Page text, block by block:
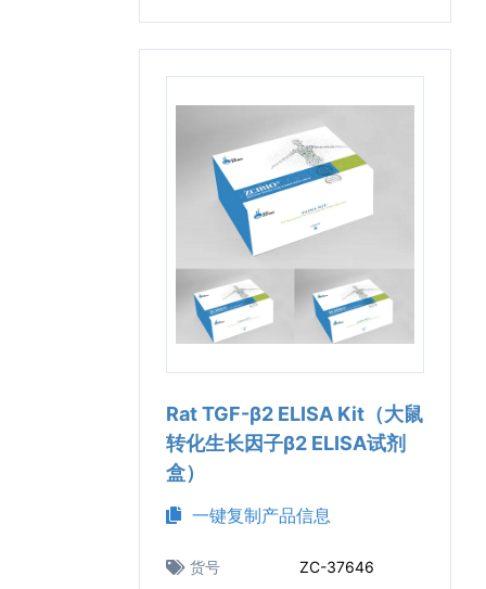
Rat TGF-β2 ELISA Kit（大鼠
转化生长因子β2 ELISA试剂
盒）
一键复制产品信息
货号
ZC-37646